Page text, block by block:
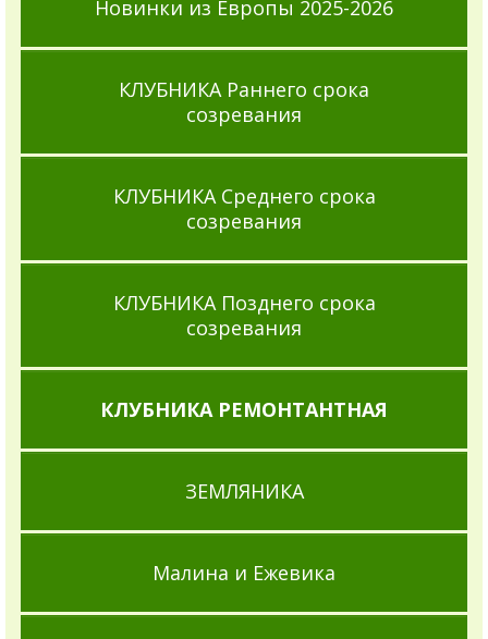
Новинки из Европы 2025-2026
КЛУБНИКА Раннего срока
созревания
КЛУБНИКА Среднего срока
созревания
КЛУБНИКА Позднего срока
созревания
КЛУБНИКА РЕМОНТАНТНАЯ
ЗЕМЛЯНИКА
Малина и Ежевика